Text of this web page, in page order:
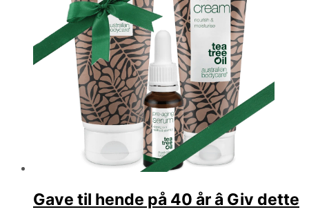
Gave til hende på 40 år â Giv dette